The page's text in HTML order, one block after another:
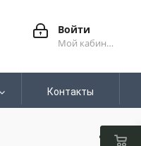
Войти
Мой кабинет
Контакты